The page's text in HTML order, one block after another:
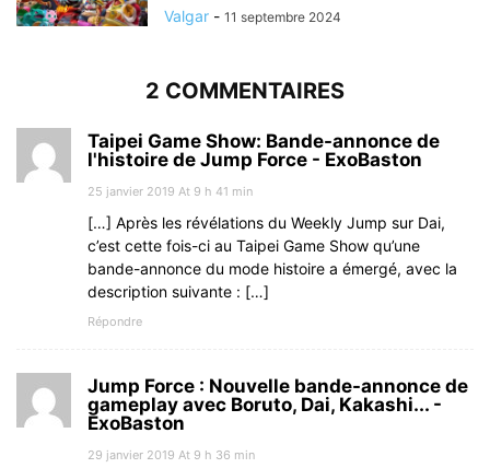
Valgar - 11 septembre 2024
2 COMMENTAIRES
Taipei Game Show: Bande-annonce de
l'histoire de Jump Force - ExoBaston
25 janvier 2019 At 9 h 41 min
[…] Après les révélations du Weekly Jump sur Dai,
c’est cette fois-ci au Taipei Game Show qu’une
bande-annonce du mode histoire a émergé, avec la
description suivante : […]
Répondre
Jump Force : Nouvelle bande-annonce de
gameplay avec Boruto, Dai, Kakashi... -
ExoBaston
29 janvier 2019 At 9 h 36 min